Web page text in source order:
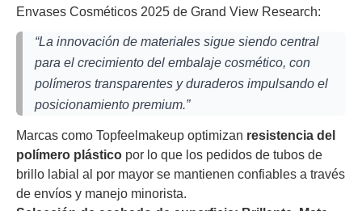
Envases Cosméticos 2025 de Grand View Research:
“La innovación de materiales sigue siendo central
para el crecimiento del embalaje cosmético, con
polímeros transparentes y duraderos impulsando el
posicionamiento premium.”
Marcas como Topfeelmakeup optimizan resistencia del
polímero plástico por lo que los pedidos de tubos de
brillo labial al por mayor se mantienen confiables a través
de envíos y manejo minorista.